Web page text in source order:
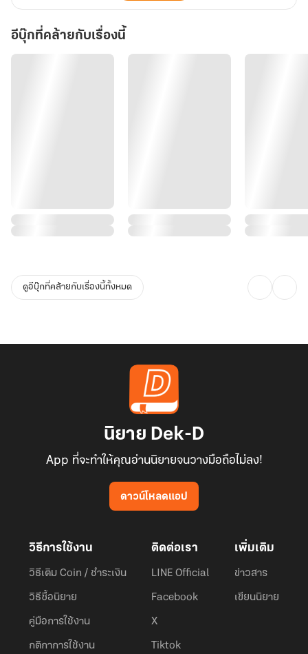
อีบุ๊กที่คล้ายกับเรื่องนี้
ดูอีบุ๊กที่คล้ายกับเรื่องนี้ทั้งหมด
นิยาย Dek-D
App ที่จะทำให้คุณอ่านนิยายจนวางมือถือไม่ลง!
ดาวน์โหลดแอป
วิธีการใช้งาน
วิธีเติม Coin / ชำระเงิน
วิธีซื้อนิยาย
คู่มือการใช้งาน
กติกาการใช้งาน
ติดต่อเรา
LINE Official
Facebook
X
Tiktok
เพิ่มเติม
ข่าวสาร
เขียนนิยาย